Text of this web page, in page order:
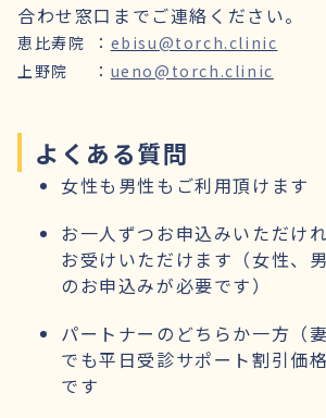
合わせ窓口までご連絡ください。
恵比寿院 ： ebisu@torch.clinic
上野院
： ueno@torch.clinic
よくある質問
女性も男性もご利用頂けます
お一人ずつお申込みいただけ
お受けいただけます（女性、
のお申込みが必要です）
パートナーのどちらか一方（
でも平日受診サポート割引価
です